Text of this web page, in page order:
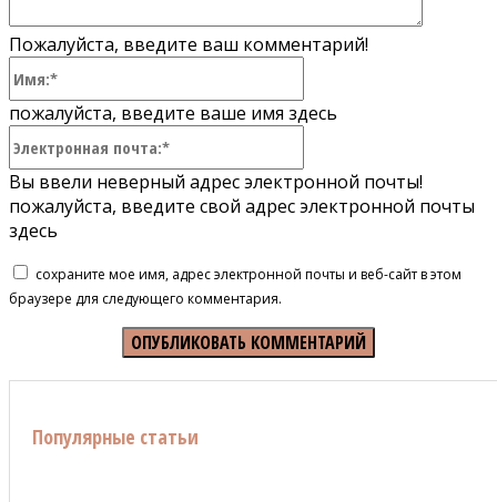
Пожалуйста, введите ваш комментарий!
пожалуйста, введите ваше имя здесь
Вы ввели неверный адрес электронной почты!
пожалуйста, введите свой адрес электронной почты
здесь
сохраните мое имя, адрес электронной почты и веб-сайт в этом
браузере для следующего комментария.
Популярные статьи